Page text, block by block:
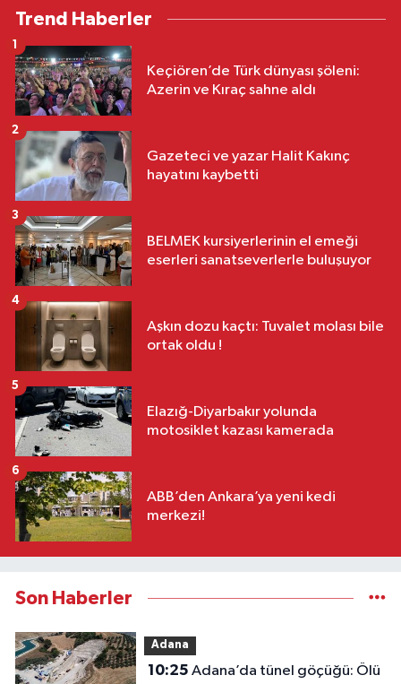
Trend Haberler
Keçiören’de Türk dünyası şöleni:
Azerin ve Kıraç sahne aldı
1
Gazeteci ve yazar Halit Kakınç
hayatını kaybetti
2
BELMEK kursiyerlerinin el emeği
eserleri sanatseverlerle buluşuyor
3
Aşkın dozu kaçtı: Tuvalet molası bile
ortak oldu !
4
Elazığ-Diyarbakır yolunda
motosiklet kazası kamerada
5
ABB’den Ankara’ya yeni kedi
merkezi!
6
Son Haberler
Adana
10:25